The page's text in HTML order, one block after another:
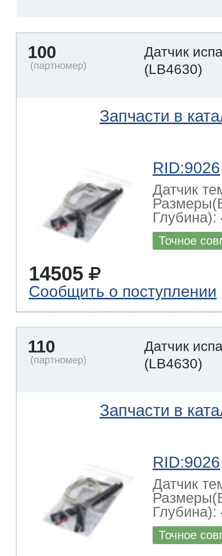
100
Датчик
(LB4630)
Запчасти в
RID:9026
Датчик
Глубина):
Точное
14505
Сообщить о поступлении
110
Датчик
(LB4630)
Запчасти в
RID:9026
Датчик
Глубина):
Точное